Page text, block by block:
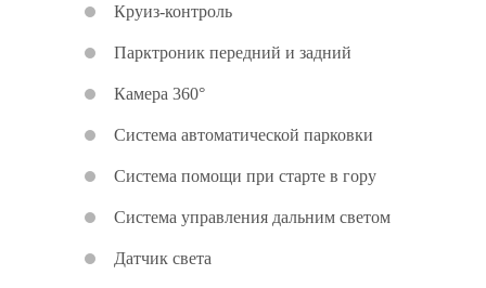
Круиз-контроль
Парктроник передний и задний
Камера 360°
Система автоматической парковки
Система помощи при старте в гору
Система управления дальним светом
Датчик света